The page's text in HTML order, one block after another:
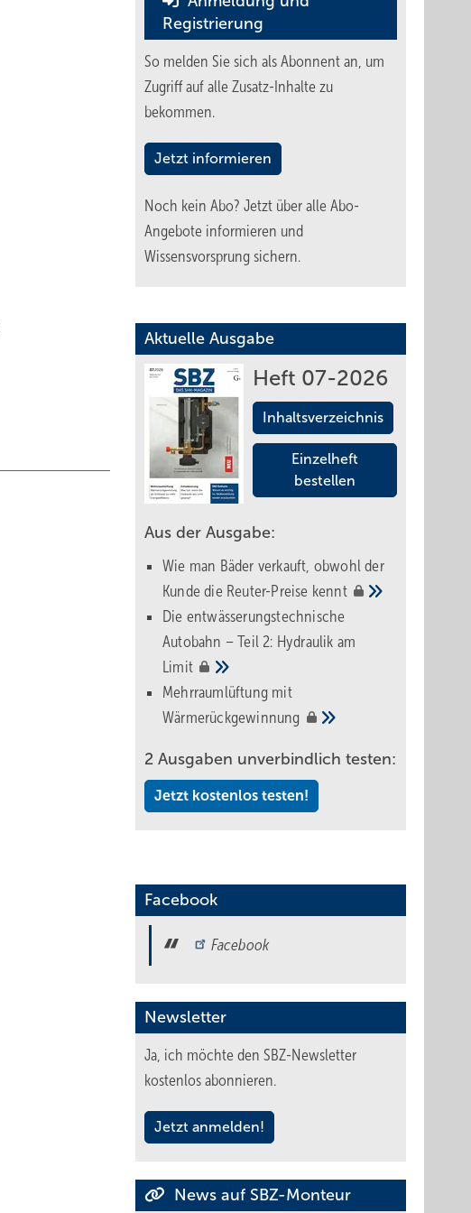
Registrierung
So melden Sie sich als Abonnent an, um
Zugriff auf alle Zusatz-Inhalte zu
bekommen.
Jetzt informieren
Noch kein Abo? Jetzt über alle Abo-
Angebote informieren und
Wissensvorsprung sichern.
Aktuelle Ausgabe
Heft 07-2026
Inhaltsverzeichnis
Einzelheft
bestellen
Aus der Ausgabe:
Wie man Bäder verkauft, obwohl der
Kunde die Reuter-Preise kennt
Die entwässerungstechnische
Autobahn – Teil 2: Hydraulik am
Limit
Mehrraumlüftung mit
Wärmerückgewinnung
2 Ausgaben unverbindlich testen:
Jetzt kostenlos testen!
Facebook
Facebook
Newsletter
Ja, ich möchte den SBZ-Newsletter
kostenlos abonnieren.
Jetzt anmelden!
News auf SBZ-Monteur